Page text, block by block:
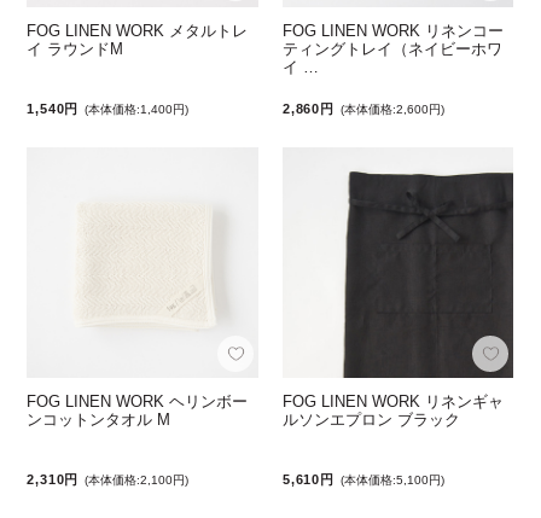
FOG LINEN WORK メタルトレ
イ ラウンドM
1,540円 (本体価格:1,400円)
FOG LINEN WORK リネンコー
ティングトレイ（ネイビーホワ
イ …
2,860円 (本体価格:2,600円)
FOG LINEN WORK ヘリンボー
ンコットンタオル M
2,310円 (本体価格:2,100円)
FOG LINEN WORK リネンギャ
ルソンエプロン ブラック
5,610円 (本体価格:5,100円)